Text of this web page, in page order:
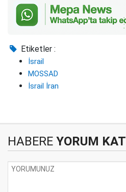
Etiketler :
İsrail
MOSSAD
İsrail İran
HABERE YORUM KAT